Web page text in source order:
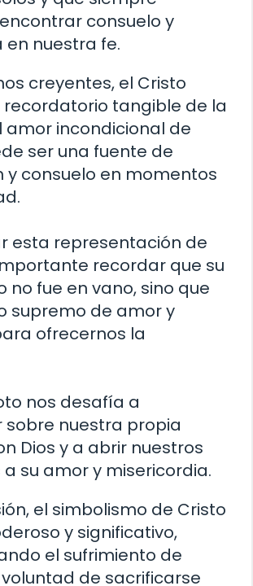
consuelo y
en nuestra fe.
creyentes, el Cristo
recordatorio tangible de la
amor incondicional de
ser una fuente de
y consuelo en momentos
esta representación de
recordar que su
no fue en vano, sino que
supremo de amor y
ofrecernos la
nos desafía a
sobre nuestra propia
Dios y a abrir nuestros
su amor y misericordia.
el simbolismo de Cristo
y significativo,
el sufrimiento de
voluntad de sacrificarse